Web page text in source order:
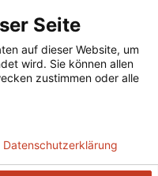
Impressum
Datenschutz
Mediadaten
Seite
auf dieser Website, um
wird. Sie können allen
zustimmen oder alle
Datenschutzerklärung